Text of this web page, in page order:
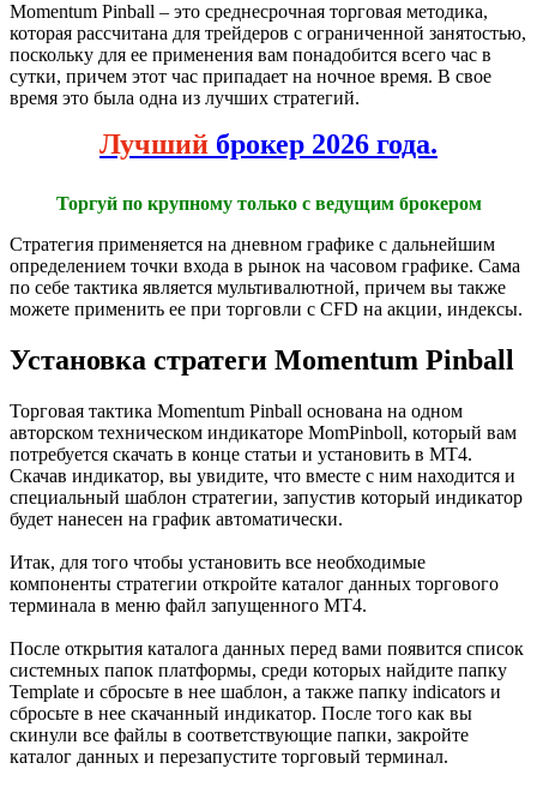
Momentum Pinball – это среднесрочная торговая методика,
которая рассчитана для трейдеров с ограниченной занятостью,
поскольку для ее применения вам понадобится всего час в
сутки, причем этот час припадает на ночное время. В свое
время это была одна из лучших стратегий.
Лучший брокер 2026 года.
Торгуй по крупному только с ведущим брокером
Стратегия применяется на дневном графике с дальнейшим
определением точки входа в рынок на часовом графике. Сама
по себе тактика является мультивалютной, причем вы также
можете применить ее при торговли с CFD на акции, индексы.
Установка стратеги Momentum Pinball
Торговая тактика Momentum Pinball основана на одном
авторском техническом индикаторе MomPinboll, который вам
потребуется скачать в конце статьи и установить в МТ4.
Скачав индикатор, вы увидите, что вместе с ним находится и
специальный шаблон стратегии, запустив который индикатор
будет нанесен на график автоматически.
Итак, для того чтобы установить все необходимые
компоненты стратегии откройте каталог данных торгового
терминала в меню файл запущенного МТ4.
После открытия каталога данных перед вами появится список
системных папок платформы, среди которых найдите папку
Template и сбросьте в нее шаблон, а также папку indicators и
сбросьте в нее скачанный индикатор. После того как вы
скинули все файлы в соответствующие папки, закройте
каталог данных и перезапустите торговый терминал.